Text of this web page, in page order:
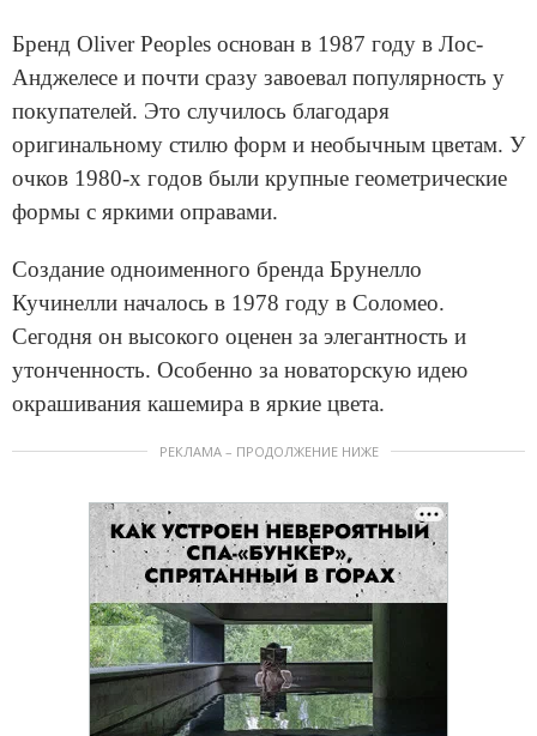
Бренд Oliver Peoples основан в 1987 году в Лос-
Анджелесе и почти сразу завоевал популярность у
покупателей. Это случилось благодаря
оригинальному стилю форм и необычным цветам. У
очков 1980-х годов были крупные геометрические
формы с яркими оправами.
Создание одноименного бренда Брунелло
Кучинелли началось в 1978 году в Соломео.
Сегодня он высокого оценен за элегантность и
утонченность. Особенно за новаторскую идею
окрашивания кашемира в яркие цвета.
РЕКЛАМА – ПРОДОЛЖЕНИЕ НИЖЕ